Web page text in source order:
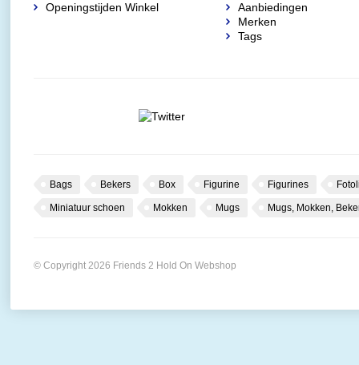
Openingstijden Winkel
Aanbiedingen
Merken
Tags
Bags Bekers Box Figurine Figurines
Miniatuur schoen Mokken Mugs Mugs, Mokken,
© Copyright 2026 Friends 2 Hold On Webshop